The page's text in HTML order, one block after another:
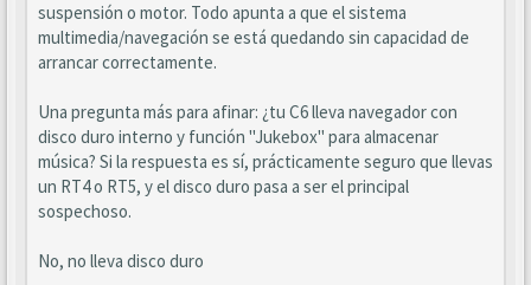
suspensión o motor. Todo apunta a que el sistema
multimedia/navegación se está quedando sin capacidad de
arrancar correctamente.
Una pregunta más para afinar: ¿tu C6 lleva navegador con
disco duro interno y función "Jukebox" para almacenar
música? Si la respuesta es sí, prácticamente seguro que llevas
un RT4 o RT5, y el disco duro pasa a ser el principal
sospechoso.
No, no lleva disco duro